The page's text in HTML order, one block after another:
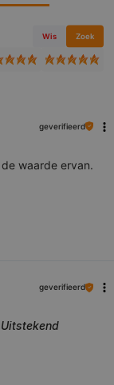
Wis Zoek
geverifieerd
waarde ervan.
geverifieerd
Uitstekend